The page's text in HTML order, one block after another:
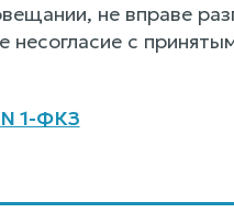
не вправе
несогласие с
1-ФКЗ